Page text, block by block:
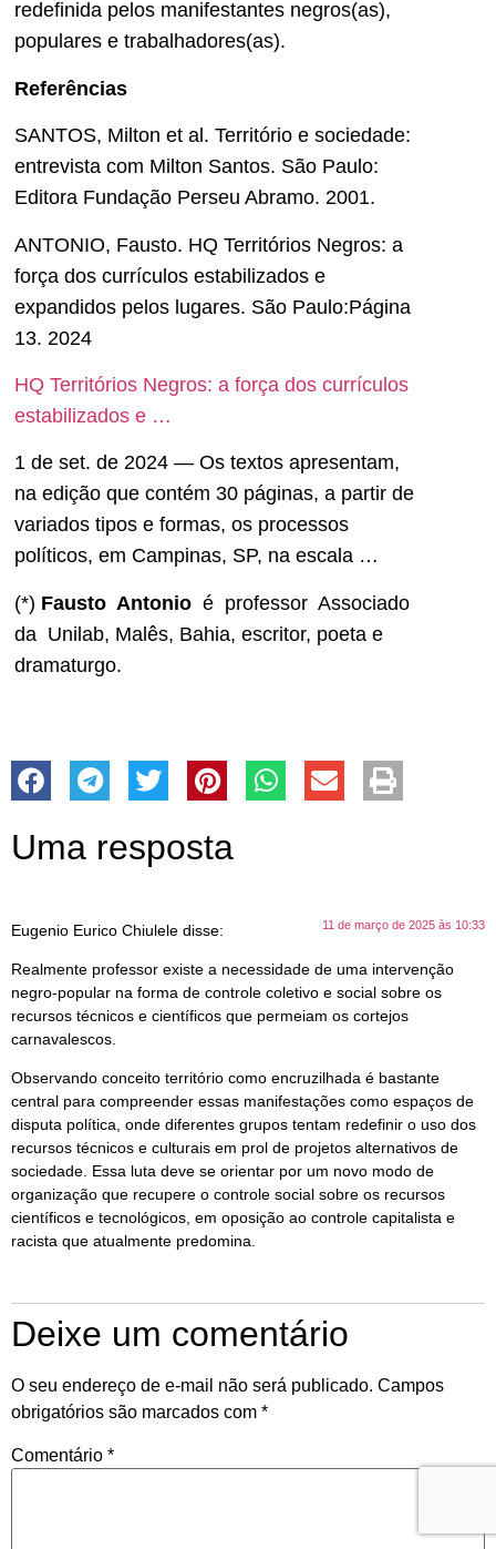
redefinida pelos manifestantes negros(as),
populares e trabalhadores(as).
Referências
SANTOS, Milton et al. Território e sociedade:
entrevista com Milton Santos. São Paulo:
Editora Fundação Perseu Abramo. 2001.
ANTONIO, Fausto. HQ Territórios Negros: a
força dos currículos estabilizados e
expandidos pelos lugares. São Paulo:Página
13. 2024
HQ Territórios Negros: a força dos currículos
estabilizados e …
1 de set. de 2024 — Os textos apresentam,
na edição que contém 30 páginas, a partir de
variados tipos e formas, os processos
políticos, em Campinas, SP, na escala …
(*) Fausto Antonio é professor Associado
da Unilab, Malês, Bahia, escritor, poeta e
dramaturgo.
Uma resposta
Eugenio Eurico Chiulele disse: 11 de março de 2025 às 10:33
Realmente professor existe a necessidade de uma intervenção
negro-popular na forma de controle coletivo e social sobre os
recursos técnicos e científicos que permeiam os cortejos
carnavalescos.
Observando conceito território como encruzilhada é bastante
central para compreender essas manifestações como espaços de
disputa política, onde diferentes grupos tentam redefinir o uso dos
recursos técnicos e culturais em prol de projetos alternativos de
sociedade. Essa luta deve se orientar por um novo modo de
organização que recupere o controle social sobre os recursos
científicos e tecnológicos, em oposição ao controle capitalista e
racista que atualmente predomina.
Deixe um comentário
O seu endereço de e-mail não será publicado. Campos
obrigatórios são marcados com *
Comentário *